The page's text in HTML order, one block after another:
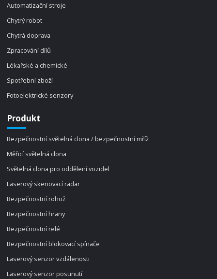
Automatizační stroje
Chytrý robot
Chytrá doprava
Zpracování dílů
Lékařské a chemické
Spotřební zboží
Fotoelektrické senzory
Produkt
Bezpečnostní světelná clona / bezpečnostní mříž
Měřicí světelná clona
Světelná clona pro oddělení vozidel
Laserový skenovací radar
Bezpečnostní rohož
Bezpečnostní hrany
Bezpečnostní relé
Bezpečnostní blokovací spínače
Laserový senzor vzdálenosti
Laserový senzor posunutí